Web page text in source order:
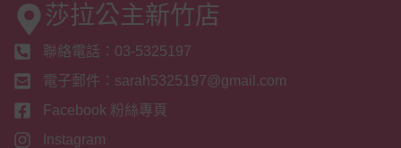
莎拉公主新竹店
聯絡電話：03-5325197
電子郵件：sarah5325197@gmail.com
Facebook 粉絲專頁
Instagram